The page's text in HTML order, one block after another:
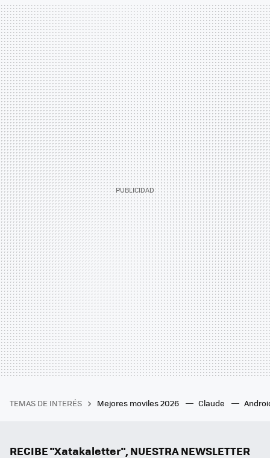
TEMAS DE INTERÉS Mejores moviles 2026 Claude
RECIBE "Xatakaletter", NUESTRA NEWSLETTER